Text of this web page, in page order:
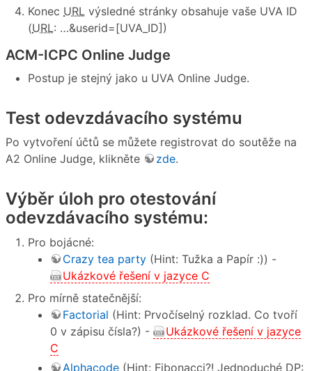
Konec URL výsledné stránky obsahuje vaše UVA ID
(URL: …&userid=[UVA_ID])
ACM-ICPC Online Judge
Postup je stejný jako u UVA Online Judge.
Test odevzdávacího systému
Po vytvoření účtů se můžete registrovat do soutěže na
A2 Online Judge, klikněte
zde.
Výběr úloh pro otestování
odevzdávacího systému:
Pro bojácné:
Crazy tea party (Hint: Tužka a Papír :)) -
Ukázkové řešení v jazyce C
Pro mírně statečnější:
Factorial (Hint: Prvočíselný rozklad. Co tvoří
0 v zápisu čísla?) -
Ukázkové řešení v jazyce
C
Alphacode (Hint: Fibonacci?! Jednoduché DP: